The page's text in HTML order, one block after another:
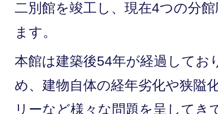
二別館を竣工し、現在4つの分
ます。
本館は建築後54年が経過してお
め、建物自体の経年劣化や狭隘
リーなど様々な問題を呈してき